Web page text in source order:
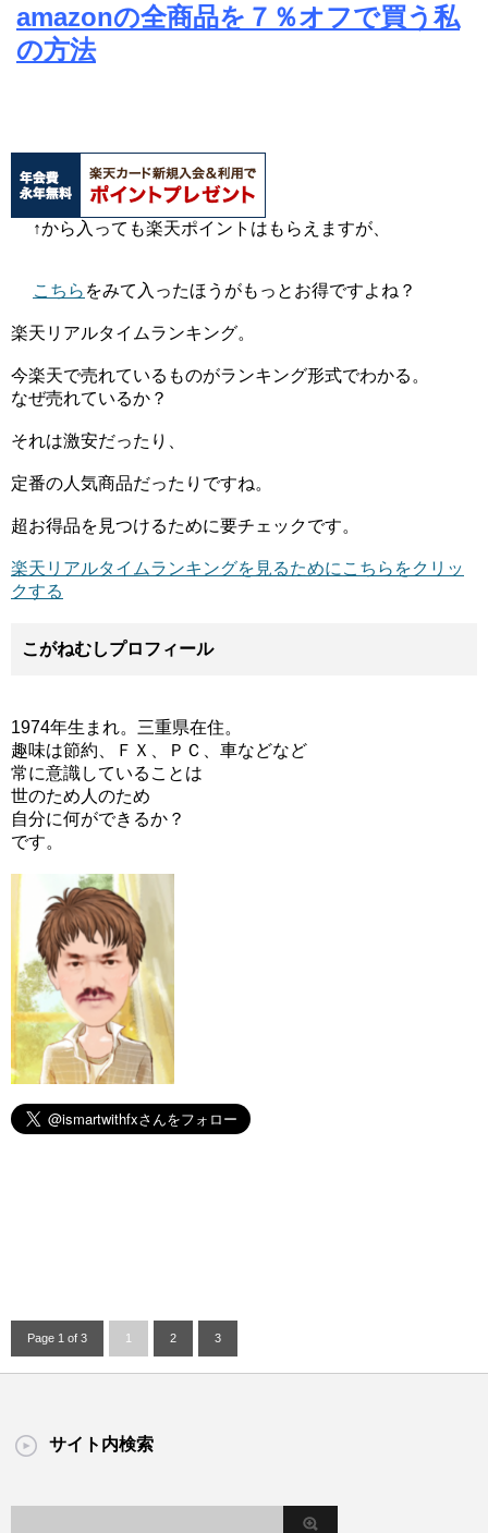
amazonの全商品を７％オフで買う私
の方法
↑から入っても楽天ポイントはもらえますが、
こちら をみて入ったほうがもっとお得ですよね？
楽天リアルタイムランキング。
今楽天で売れているものがランキング形式でわかる。
なぜ売れているか？
それは激安だったり、
定番の人気商品だったりですね。
超お得品を見つけるために要チェックです。
楽天リアルタイムランキングを見るためにこちらをクリッ
クする
こがねむしプロフィール
1974年生まれ。三重県在住。
趣味は節約、ＦＸ、ＰＣ、車などなど
常に意識していることは
世のため人のため
自分に何ができるか？
です。
Page 1 of 3 1 2 3
サイト内検索